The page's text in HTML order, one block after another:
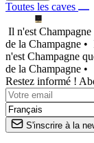
Toutes les caves
Il n'est Champagne
de la Champagne •
n'est Champagne
de la Champagne •
Restez informé !
S'inscrire à la